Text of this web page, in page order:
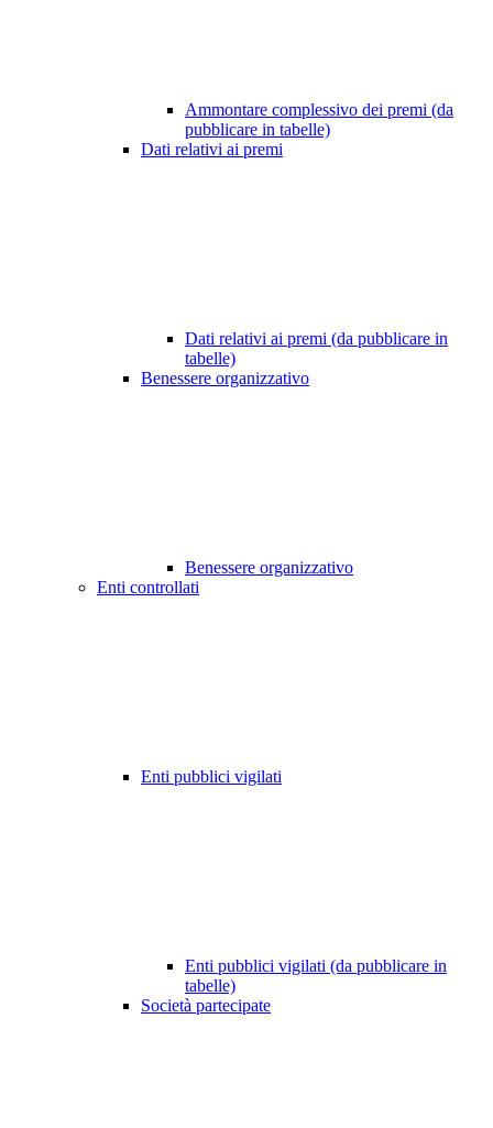
Ammontare complessivo dei premi (da
pubblicare in tabelle)
Dati relativi ai premi
Dati relativi ai premi (da pubblicare in
tabelle)
Benessere organizzativo
Benessere organizzativo
Enti controllati
Enti pubblici vigilati
Enti pubblici vigilati (da pubblicare in
tabelle)
Società partecipate